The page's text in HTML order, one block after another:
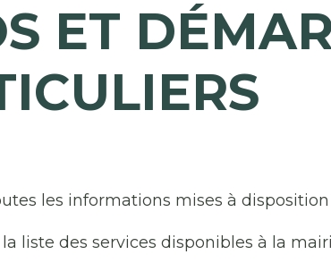
ET
les informations mises à
liste des services disponibles à la